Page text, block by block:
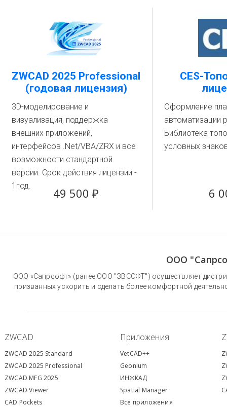
ZWCAD 2025 Professional
(годовая лицензия)
3D-моделирование и
визуализация, поддержка
внешних приложений,
интерфейсов .Net/VBA/ZRX и все
возможности стандартной
версии. Срок действия лицензии -
1год.
49 500 ₽
CES-
Оформление
автоматизации
Библиотека
условных
6
ООО
ООО «Сапрсофт» (ранее ООО "ЗВСОФТ") осуществляет
призванных ускорить и сделать более комфортной
ZWCAD Приложения
ZWCAD 2025 Standard
ZWCAD 2025 Professional
ZWCAD MFG 2025
ZWCAD Viewer
CAD Pockets
VetCAD++
Geonium
ИНЖКАД
Spatial Manager
Все приложения